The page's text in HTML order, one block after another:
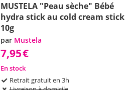
MUSTELA "Peau sèche" Bébé
hydra stick au cold cream stick
10g
par Mustela
7,95€
En stock
Retrait gratuit en 3h